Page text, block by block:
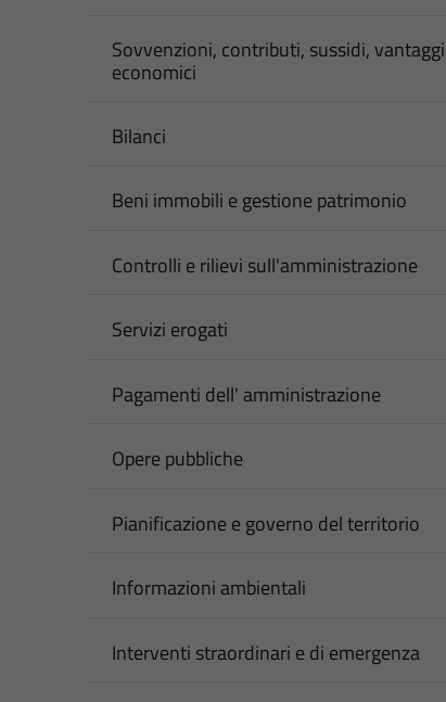
Sovvenzioni, contributi, sussidi, vantaggi
economici
Bilanci
Beni immobili e gestione patrimonio
Controlli e rilievi sull'amministrazione
Servizi erogati
Pagamenti dell' amministrazione
Opere pubbliche
Pianificazione e governo del territorio
Informazioni ambientali
Interventi straordinari e di emergenza